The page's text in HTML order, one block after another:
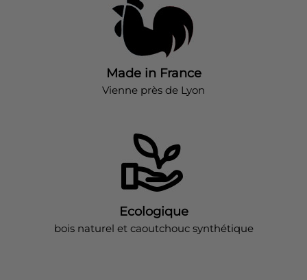
Made in France
Vienne près de Lyon
Ecologique
bois naturel et caoutchouc synthétique